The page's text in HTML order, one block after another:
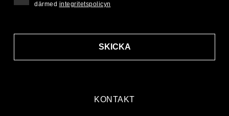
KONTAKT
SKICKA
därmed integritetspolicyn